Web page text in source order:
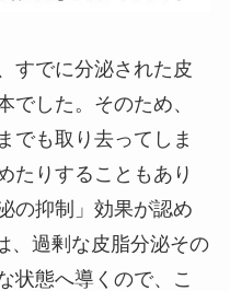
すでに分泌された皮
でした。そのため、
でも取り去ってしま
たりすることもあり
の抑制」効果が認め
、過剰な皮脂分泌その
状態へ導くので、こ